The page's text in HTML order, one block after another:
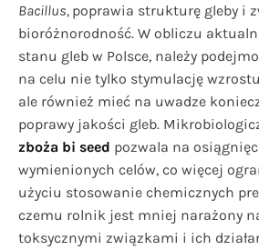
Bacillus, poprawia strukturę gleby i
bioróżnorodność. W obliczu
stanu gleb w Polsce, należy
na celu nie tylko stymulację
ale również mieć na uwadze
poprawy jakości gleb.
zboża bi seed pozwala na
wymienionych celów, co więcej
użyciu stosowanie chemicznych
czemu rolnik jest mniej narażony
toksycznymi związkami i ich